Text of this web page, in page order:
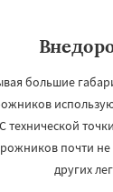
большие
С технической
почти не
других